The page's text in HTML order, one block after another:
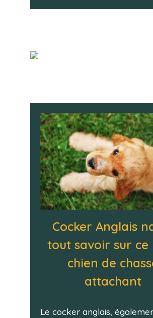
Cocker Anglais
tout savoir sur ce
chien de
attachant
Le cocker anglais,